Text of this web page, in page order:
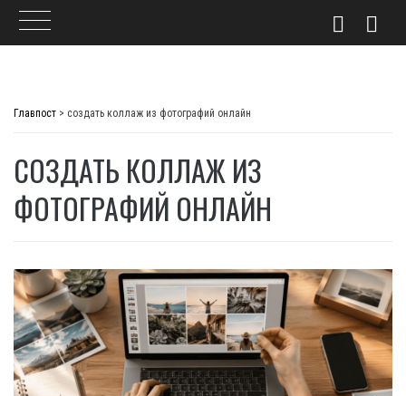
Главпост > создать коллаж из фотографий онлайн
СОЗДАТЬ КОЛЛАЖ ИЗ
ФОТОГРАФИЙ ОНЛАЙН